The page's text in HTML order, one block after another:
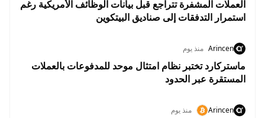
العملات المشفرة تتراجع قبل بيانات الوظائف الأمريكية رغم
استمرار التدفقات إلى صناديق البيتكوين
Arincen منذ يوم
ماستركارد تختبر نظام امتثال موحد للمدفوعات بالعملات
المستقرة عبر الحدود
Arincen منذ يوم